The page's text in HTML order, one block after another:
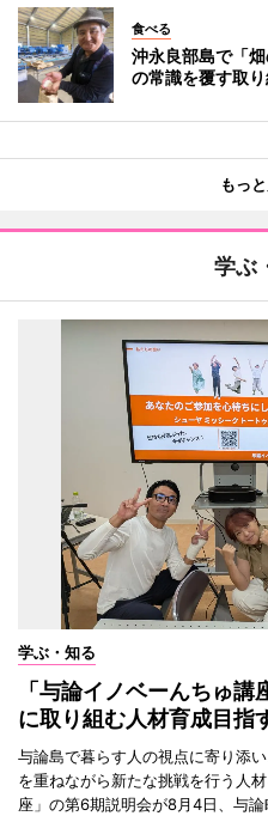
食べる
沖永良部島で「
の常識を覆す取
もっ
学ぶ
学ぶ・知る
「与論イノベーんちゅ
に取り組む人材育成目指
与論島で暮らす人の視点に寄り添
を重ねながら新たな挑戦を行う人
座」の第6期説明会が8月4日、与論